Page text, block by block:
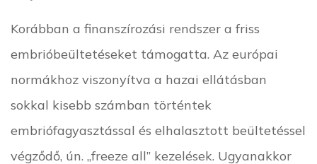
Korábban a finanszírozási rendszer a friss
embrióbeültetéseket támogatta. Az európai
normákhoz viszonyítva a hazai ellátásban
sokkal kisebb számban történtek
embriófagyasztással és elhalasztott beültetéssel
végződő, ún. „freeze all” kezelések. Ugyanakkor